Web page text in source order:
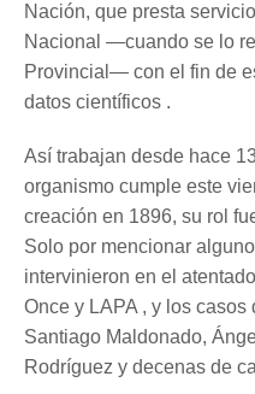
Nación, que presta
Nacional —cuando se lo
Provincial— con el fin de
datos científicos .
Así trabajan desde hace
organismo cumple este
creación en 1896, su rol
Solo por mencionar
intervinieron en el
Once y LAPA , y los
Santiago Maldonado,
Rodríguez y decenas de